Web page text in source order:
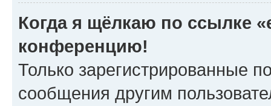
Когда я щёлкаю по ссылке
конференцию!
Только зарегистрированные
сообщения другим